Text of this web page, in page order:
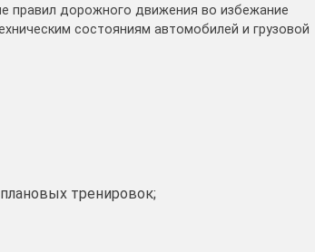
правил дорожного движения во избежание
состояниям автомобилей и грузовой
тренировок;